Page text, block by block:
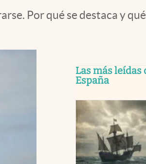
Por qué se destaca y
Las más leídas
España